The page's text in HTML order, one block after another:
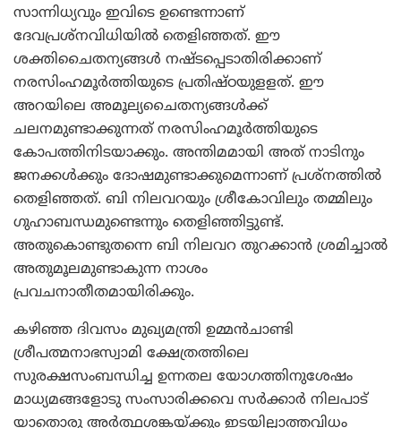
സാന്നിധ്യവും ഇവിടെ ഉണ്ടെന്നാണ്
ദേവപ്രശ്‌നവിധിയില്‍ തെളിഞ്ഞത്. ഈ
ശക്തിചൈതന്യങ്ങള്‍ നഷ്ടപ്പെടാതിരിക്കാണ്
നരസിംഹമൂര്‍ത്തിയുടെ പ്രതിഷ്ഠയുളളത്. ഈ
അറയിലെ അമൂല്യചൈതന്യങ്ങള്‍ക്ക്
ചലനമുണ്ടാക്കുന്നത് നരസിംഹമൂര്‍ത്തിയുടെ
കോപത്തിനിടയാക്കും. അന്തിമമായി അത് നാടിനും
ജനക്കള്‍ക്കും ദോഷമുണ്ടാക്കുമെന്നാണ് പ്രശ്‌നത്തില്‍
തെളിഞ്ഞത്. ബി നിലവറയും ശ്രീകോവിലും തമ്മിലും
ഗുഹാബന്ധമുണ്ടെന്നും തെളിഞ്ഞിട്ടുണ്ട്.
അതുകൊണ്ടുതന്നെ ബി നിലവറ തുറക്കാന്‍ ശ്രമിച്ചാല്‍
അതുമൂലമുണ്ടാകുന്ന നാശം
പ്രവചനാതീതമായിരിക്കും.
കഴിഞ്ഞ ദിവസം മുഖ്യമന്ത്രി ഉമ്മന്‍ചാണ്ടി
ശ്രീപത്മനാഭസ്വാമി ക്ഷേത്രത്തിലെ
സുരക്ഷസംബന്ധിച്ച ഉന്നതല യോഗത്തിനുശേഷം
മാധ്യമങ്ങളോടു സംസാരിക്കവെ സര്‍ക്കാര്‍ നിലപാട്
യാതൊരു അര്‍ത്ഥശങ്കയ്ക്കും ഇടയില്ലാത്തവിധം